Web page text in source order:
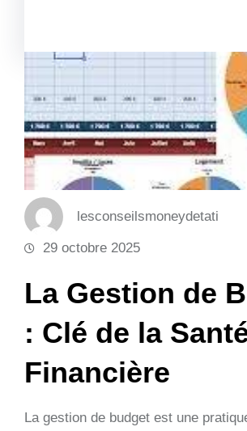
lesconseilsmoneydetati
29 octobre 2025
La Gestion de
: Clé de la
Financière
La gestion de budget est une